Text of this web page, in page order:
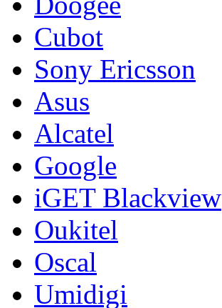
Cubot
Sony Ericsson
Asus
Alcatel
Google
iGET Blackview
Oukitel
Oscal
Umidigi